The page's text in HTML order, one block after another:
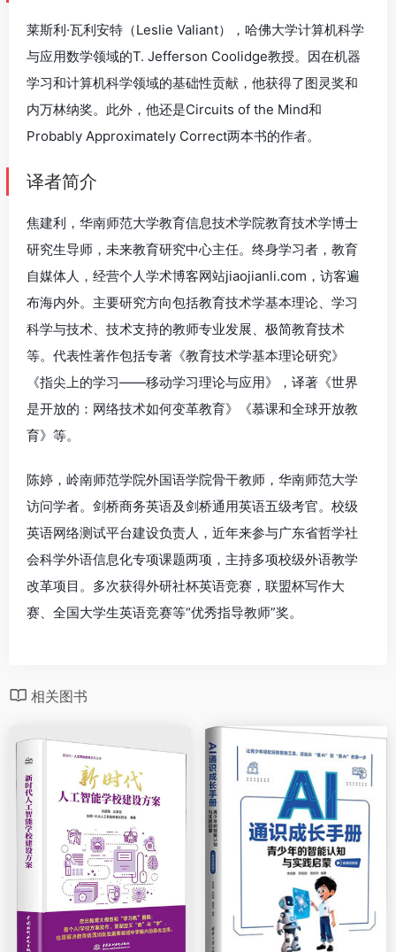
莱斯利·瓦利安特（Leslie Valiant），哈佛大学计算机科学
与应用数学领域的T. Jefferson Coolidge教授。因在机器
学习和计算机科学领域的基础性贡献，他获得了图灵奖和
内万林纳奖。此外，他还是Circuits of the Mind和
Probably Approximately Correct两本书的作者。
译者简介
焦建利，华南师范大学教育信息技术学院教育技术学博士
研究生导师，未来教育研究中心主任。终身学习者，教育
自媒体人，经营个人学术博客网站jiaojianli.com，访客遍
布海内外。主要研究方向包括教育技术学基本理论、学习
科学与技术、技术支持的教师专业发展、极简教育技术
等。代表性著作包括专著《教育技术学基本理论研究》
《指尖上的学习——移动学习理论与应用》，译著《世界
是开放的：网络技术如何变革教育》《慕课和全球开放教
育》等。
陈婷，岭南师范学院外国语学院骨干教师，华南师范大学
访问学者。剑桥商务英语及剑桥通用英语五级考官。校级
英语网络测试平台建设负责人，近年来参与广东省哲学社
会科学外语信息化专项课题两项，主持多项校级外语教学
改革项目。多次获得外研社杯英语竞赛，联盟杯写作大
赛、全国大学生英语竞赛等“优秀指导教师”奖。
相关图书